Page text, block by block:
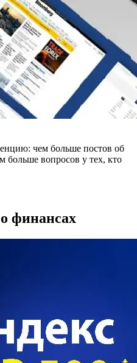
чем больше постов об
больше вопросов у тех, кто
финансах